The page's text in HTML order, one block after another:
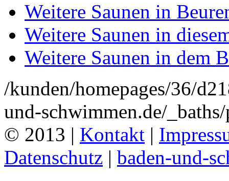
Weitere Saunen in
Weitere Saunen in
Weitere Saunen in dem
/kunden/homepages/36/
und-schwimmen.de/
© 2013 | Kontakt |
Datenschutz | baden-und-